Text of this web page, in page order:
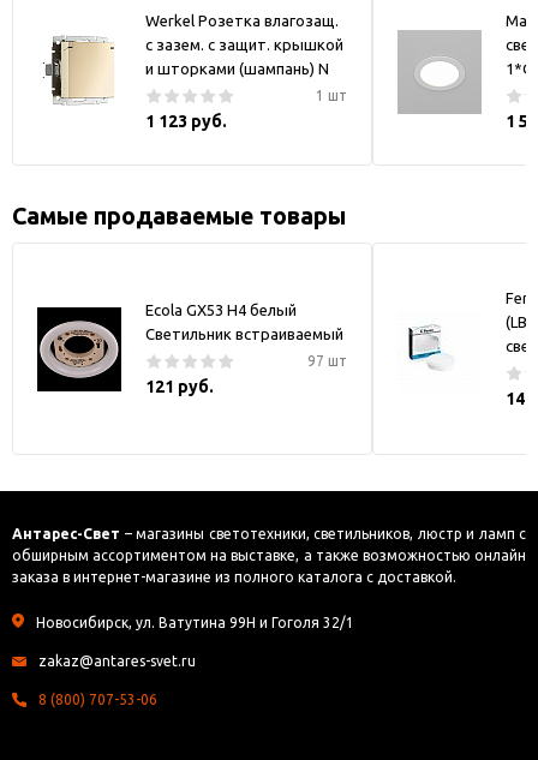
Werkel Розетка влагозащ.
с зазем. с защит. крышкой
и шторками (шампань) N
1 шт
1 123 руб. 1
Самые продаваемые товары
Ecola GX53 H4 белый
Светильник встраиваемый
97 шт
121 руб.
(LB-
Антарес-Свет – магазины светотехники, светильников, люстр и ламп с
обширным ассортиментом на выставке, а также возможностью онлайн
заказа в интернет-магазине из полного каталога с доставкой.
Новосибирск, ул. Ватутина 99Н и Гоголя 32/1
zakaz@antares-svet.ru
8 (800) 707-53-06